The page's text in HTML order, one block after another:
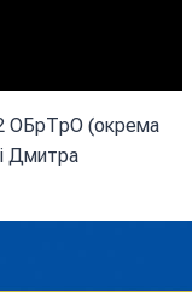
ОБрТрО (окрема
Дмитра